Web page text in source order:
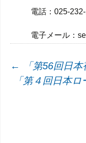
電話：025-232-
電子メール：
投←
「第56回日
「第４回日本